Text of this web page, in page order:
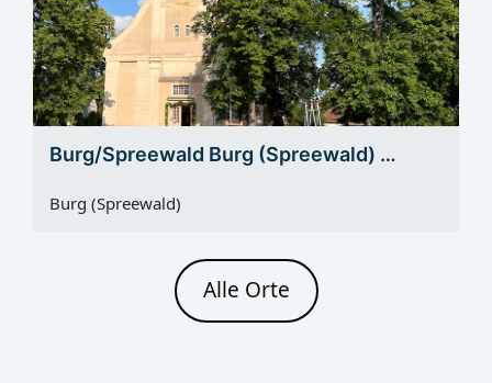
Burg/Spreewald Burg (Spreewald) …
Burg (Spreewald)
Alle Orte